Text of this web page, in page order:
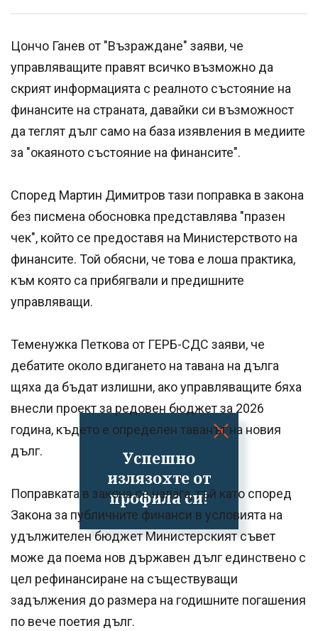
Успешно
излязохте от
профила си!
Цончо Ганев от "Възраждане" заяви, че
управляващите правят всичко възможно да
скрият информацията с реалното състояние на
финансите на страната, давайки си възможност
да теглят дълг само на база изявления в медиите
за "окаяното състояние на финансите".
Според Мартин Димитров тази поправка в закона
без писмена обосновка представлява "празен
чек", който се предоставя на Министерството на
финансите. Той обясни, че това е лоша практика,
към която са прибягвали и предишните
управляващи.
Теменужка Петкова от ГЕРБ-СДС заяви, че
дебатите около вдигането на тавана на дълга
щяха да бъдат излишни, ако управляващите бяха
внесли проект за редовен бюджет за 2026
година, където е определен таванът на новия
дълг.
Поправката в закона се налага, тъй като според
Закона за публичните финанси в условията на
удължителен бюджет Министерският съвет
може да поема нов държавен дълг единствено с
цел рефинансиране на съществуващи
задължения до размера на годишните погашения
по вече поетия дълг.